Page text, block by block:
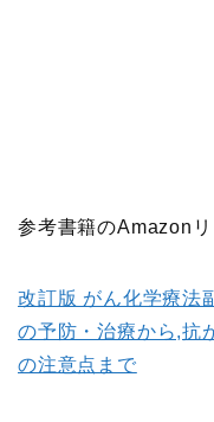
参考書籍のAmazonリ
改訂版 がん化学療法
の予防・治療から,抗
の注意点まで